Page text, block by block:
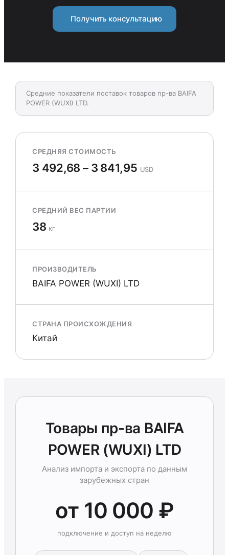
Получить консультацию
Средние показатели поставок товаров пр-ва BAIFA
POWER (WUXI) LTD.
СРЕДНЯЯ СТОИМОСТЬ
3 492,68 – 3 841,95 USD
СРЕДНИЙ ВЕС ПАРТИИ
38 кг
ПРОИЗВОДИТЕЛЬ
BAIFA POWER (WUXI) LTD
СТРАНА ПРОИСХОЖДЕНИЯ
Китай
Товары пр-ва BAIFA
POWER (WUXI) LTD
Анализ импорта и экспорта по данным
зарубежных стран
от 10 000 ₽
подключение и доступ на неделю